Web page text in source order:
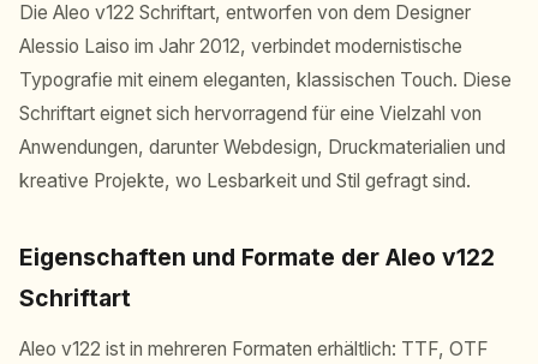
Die Aleo v122 Schriftart, entworfen von dem Designer
Alessio Laiso im Jahr 2012, verbindet modernistische
Typografie mit einem eleganten, klassischen Touch. Diese
Schriftart eignet sich hervorragend für eine Vielzahl von
Anwendungen, darunter Webdesign, Druckmaterialien und
kreative Projekte, wo Lesbarkeit und Stil gefragt sind.
Eigenschaften und Formate der Aleo v122
Schriftart
Aleo v122 ist in mehreren Formaten erhältlich: TTF, OTF